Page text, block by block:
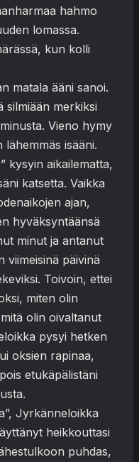
hahmo
lomassa.
kun kolli
matala ääni sanoi.
silmiään merkiksi
Vieno hymy
isääni.
kysyin aikailematta,
katsetta. Vaikka
ajan,
hyväksyntäänsä
minut ja antanut
viimeisinä päivinä
Toivoin, ettei
miten olin
olin oivaltanut
pysyi hetken
oksien rapinaa,
etukäpälistäni
Jyrkänneloikka
heikkouttasi
puhdas,